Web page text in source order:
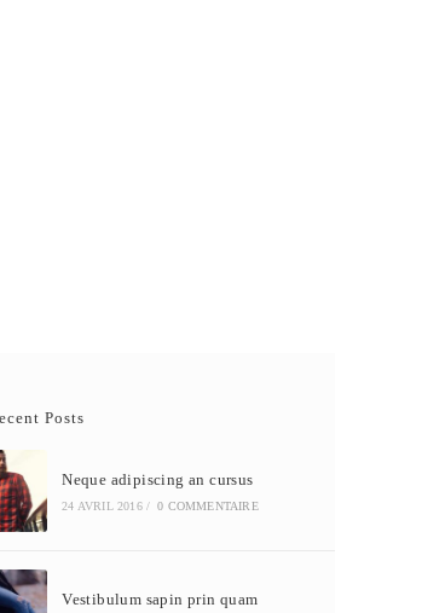
Posts
Neque adipiscing an cursus
24 AVRIL 2016 / 0 COMMENTAIRE
Vestibulum sapin prin quam